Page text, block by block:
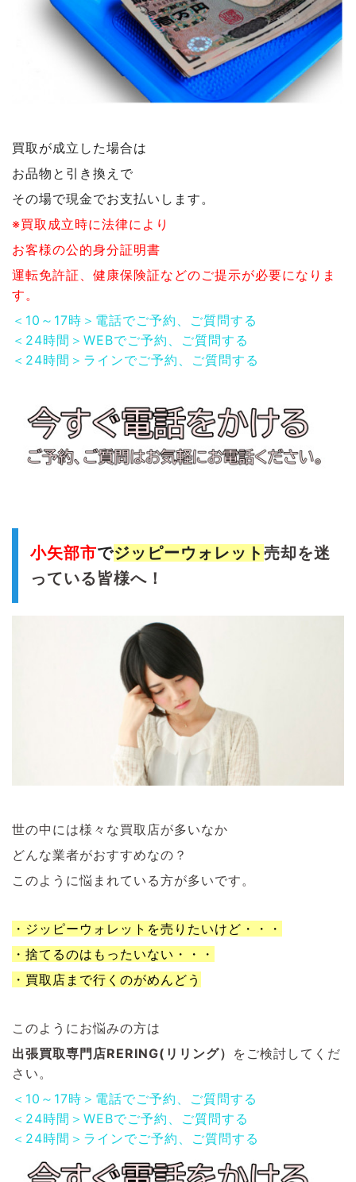
買取が成立した場合は
お品物と引き換えで
その場で現金でお支払いします。
※買取成立時に法律により
お客様の公的身分証明書
運転免許証、健康保険証などのご提示が必要になりま
す。
＜10～17時＞電話でご予約、ご質問する
＜24時間＞WEBでご予約、ご質問する
＜24時間＞ラインでご予約、ご質問する
小矢部市でジッピーウォレット 売却を迷
っている皆様へ！
世の中には様々な買取店が多いなか
どんな業者がおすすめなの？
このように悩まれている方が多いです。
・ジッピーウォレットを売りたいけど・・・
・捨てるのはもったいない・・・
・買取店まで行くのがめんどう
このようにお悩みの方は
出張買取専門店RERING(リリング） をご検討してくだ
さい。
＜10～17時＞電話でご予約、ご質問する
＜24時間＞WEBでご予約、ご質問する
＜24時間＞ラインでご予約、ご質問する